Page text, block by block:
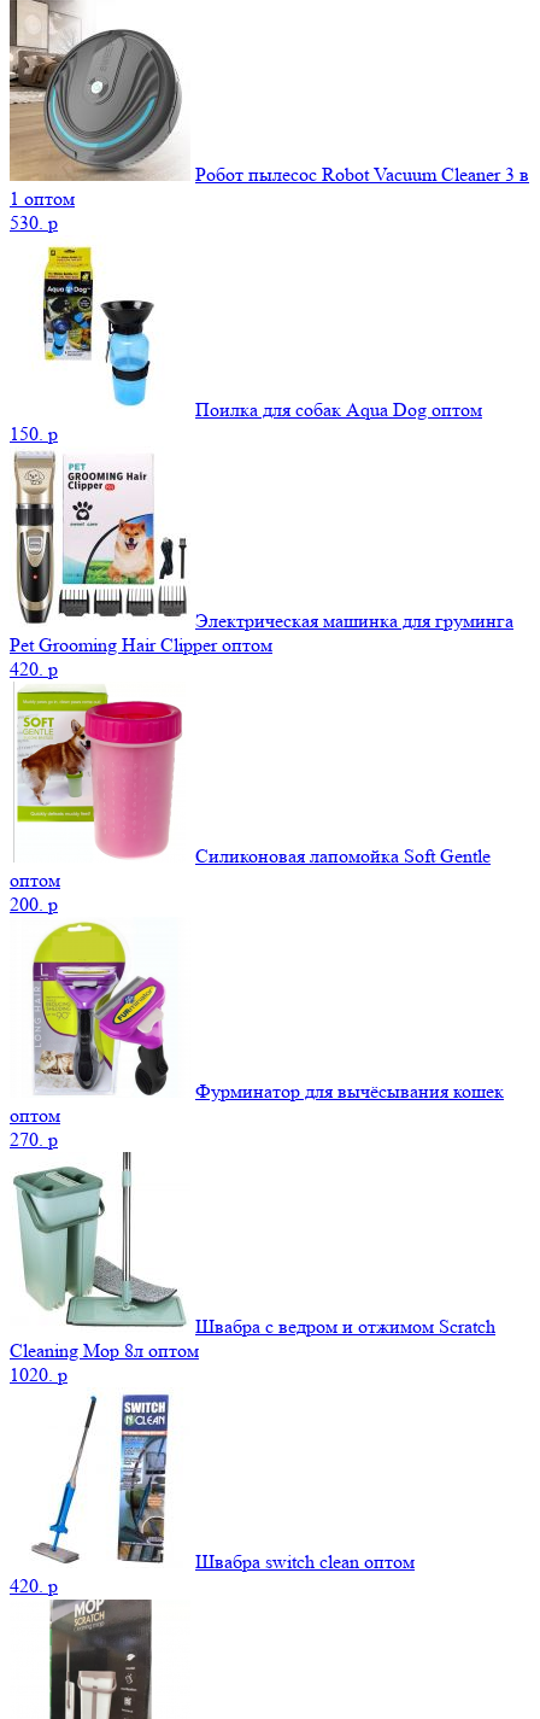
Робот пылесос Robot Vacuum Cleaner 3 в
1 оптом
530. p
Поилка для собак Aqua Dog оптом
150. p
Электрическая машинка для груминга
Pet Grooming Hair Clipper оптом
420. p
Силиконовая лапомойка Soft Gentle
оптом
200. p
Фурминатор для вычёсывания кошек
оптом
270. p
Швабра с ведром и отжимом Scratch
Cleaning Mop 8л оптом
1020. p
Швабра switch clean оптом
420. p